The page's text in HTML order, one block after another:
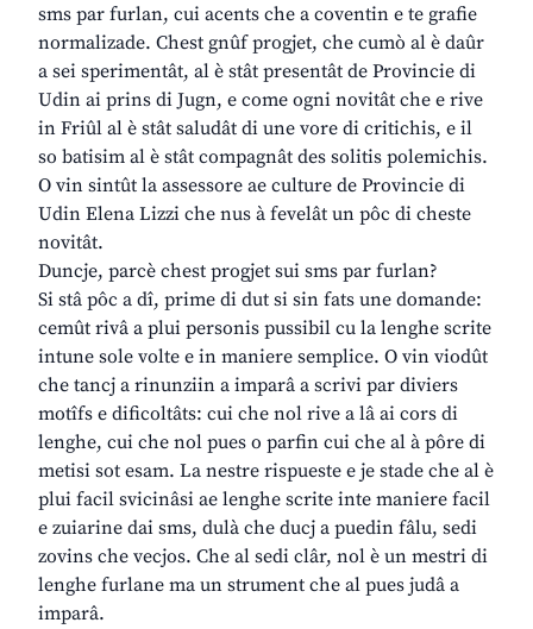
sms par furlan, cui acents che a coventin e te grafie
normalizade. Chest gnûf progjet, che cumò al è daûr
a sei sperimentât, al è stât presentât de Provincie di
Udin ai prins di Jugn, e come ogni novitât che e rive
in Friûl al è stât saludât di une vore di critichis, e il
so batisim al è stât compagnât des solitis polemichis.
O vin sintût la assessore ae culture de Provincie di
Udin Elena Lizzi che nus à fevelât un pôc di cheste
novitât.
Duncje, parcè chest progjet sui sms par furlan?
Si stâ pôc a dî, prime di dut si sin fats une domande:
cemût rivâ a plui personis pussibil cu la lenghe scrite
intune sole volte e in maniere semplice. O vin viodût
che tancj a rinunziin a imparâ a scrivi par diviers
motîfs e dificoltâts: cui che nol rive a lâ ai cors di
lenghe, cui che nol pues o parfin cui che al à pôre di
metisi sot esam. La nestre rispueste e je stade che al è
plui facil svicinâsi ae lenghe scrite inte maniere facil
e zuiarine dai sms, dulà che ducj a puedin fâlu, sedi
zovins che vecjos. Che al sedi clâr, nol è un mestri di
lenghe furlane ma un strument che al pues judâ a
imparâ.